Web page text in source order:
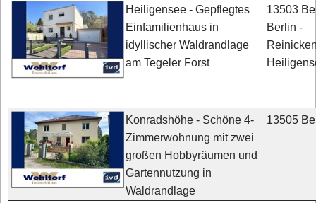
Heiligensee - Gepflegtes
Einfamilienhaus in
idyllischer Waldrandlage
am Tegeler Forst
13503
Berlin -
Konradshöhe - Schöne 4-
Zimmerwohnung mit zwei
großen Hobbyräumen und
Gartennutzung in
Waldrandlage
13505